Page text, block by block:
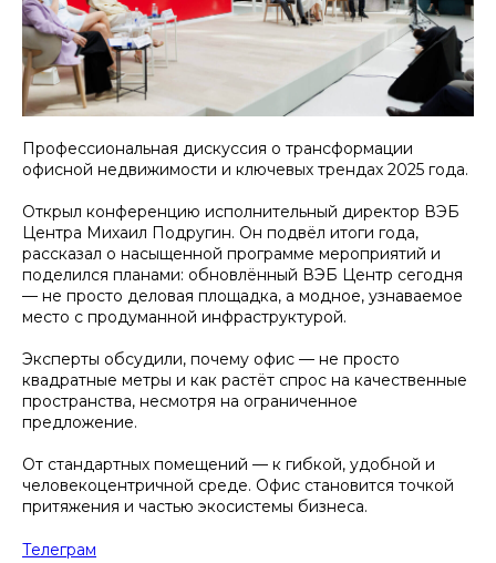
Профессиональная дискуссия о трансформации
офисной недвижимости и ключевых трендах 2025 года.
Открыл конференцию исполнительный директор ВЭБ
Центра Михаил Подругин. Он подвёл итоги года,
рассказал о насыщенной программе мероприятий и
поделился планами: обновлённый ВЭБ Центр сегодня
— не просто деловая площадка, а модное, узнаваемое
место с продуманной инфраструктурой.
Эксперты обсудили, почему офис — не просто
квадратные метры и как растёт спрос на качественные
пространства, несмотря на ограниченное
предложение.
От стандартных помещений — к гибкой, удобной и
человекоцентричной среде. Офис становится точкой
притяжения и частью экосистемы бизнеса.
Телеграм